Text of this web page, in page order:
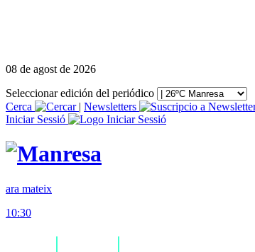
08 de agost de 2026
Seleccionar edición del periódico
Cerca
| Newsletters
Iniciar Sessió
ara mateix
10:30